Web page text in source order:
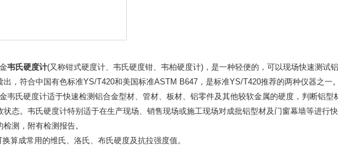
韦氏硬度计(又称钳式硬度计、韦氏硬度钳、韦柏硬度计)，是一种轻便的，可以现场快速测试
出，符合中国有色标准YS/T420和美国标准ASTM B647，是标准YS/T420推荐的两种仪器之一。
氏硬度计适于快速检测铝合金型材、管材、板材、铝零件及其他较软金属的硬度，判断铝型
状态。韦氏硬度计特别适于在生产现场、销售现场或施工现场对成批铝型材及门窗幕墙等进行
测，附有检测报告。
成常用的维氏、洛氏、布氏硬度及抗拉强度值。